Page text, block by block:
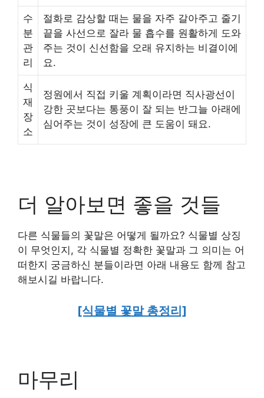
수
분
관
리
절화로 감상할 때는 물을 자주 갈아주고 줄기
끝을 사선으로 잘라 물 흡수를 원활하게 도와
주는 것이 신선함을 오래 유지하는 비결이에
요.
식
재
장
소
정원에서 직접 키울 계획이라면 직사광선이
강한 곳보다는 통풍이 잘 되는 반그늘 아래에
심어주는 것이 성장에 큰 도움이 돼요.
더 알아보면 좋을 것들
다른 식물들의 꽃말은 어떻게 될까요? 식물별 상징
이 무엇인지, 각 식물별 정확한 꽃말과 그 의미는 어
떠한지 궁금하신 분들이라면 아래 내용도 함께 참고
해보시길 바랍니다.
[식물별 꽃말 총정리]
마무리